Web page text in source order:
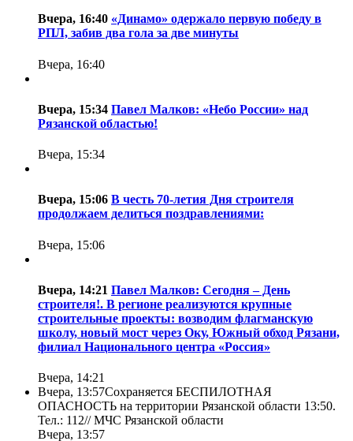
Вчера, 16:40 «Динамо» одержало первую победу в
РПЛ, забив два гола за две минуты
Вчера, 16:40
Вчера, 15:34 Павел Малков: «Небо России» над
Рязанской областью!
Вчера, 15:34
Вчера, 15:06 В честь 70-летия Дня строителя
продолжаем делиться поздравлениями:
Вчера, 15:06
Вчера, 14:21 Павел Малков: Сегодня – День
строителя!. В регионе реализуются крупные
строительные проекты: возводим флагманскую
школу, новый мост через Оку, Южный обход Рязани,
филиал Национального центра «Россия»
Вчера, 14:21
Вчера, 13:57Сохраняется БЕСПИЛОТНАЯ
ОПАСНОСТЬ на территории Рязанской области 13:50.
Тел.: 112//МЧС Рязанской области
Вчера, 13:57